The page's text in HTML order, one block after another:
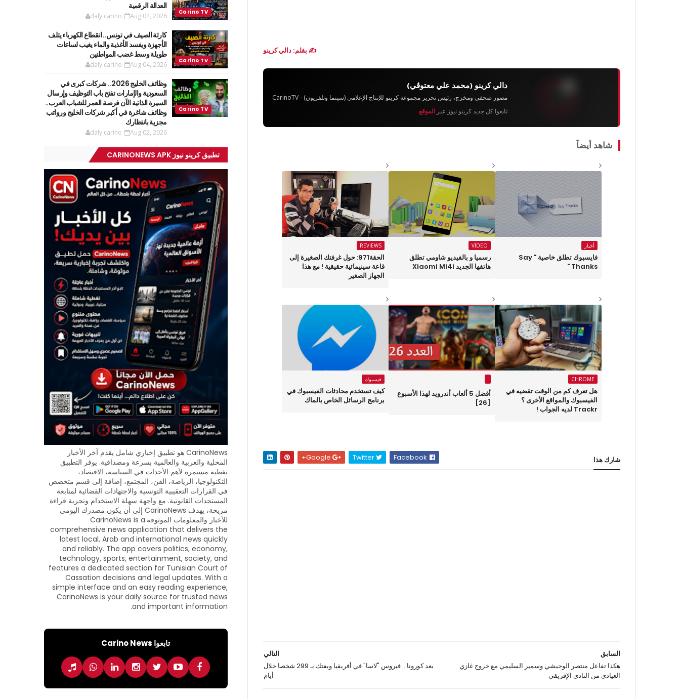
✍️ بقلم: دالي كرينو
دالي كرينو (محمد علي معتوڨي)
مصور صحفي ومخرج، رئيس تحرير مجموعة كرينو للإنتاج الإعلامي (سينما وتلفزيون) - CarinoTV
تابعوا كل جديد كرينو نيوز عبرالموقع
شاهد أيضاً
أخبار
فايسبوك تطلق خاصية " Say
Thanks "
VIDEO
رسميا و بالفيديو شاومي تطلق
هاتفها الجديد Xiaomi Mi4i
REVIEWS
الحقة971: حول غرفتك الصغيرة إلى
قاعة سينيمائية حقيقية ! مع هذا
الجهاز الصغير
CHROME
هل تعرف كم من الوقت تقضيه في
الفيسبوك والمواقع الأخرى ؟
Trackr لديه الجواب !
أفضل 5 ألعاب أندرويد لهذا الأسبوع
[26]
فيسبوك
كيف تستخدم محادثات الفيسبوك في
برنامج الرسائل الخاص بالماك
شارك هذا Twitter
التالي
بعد كورونا .. فيروس "لاسا" في أفريقيا ويفتك بـ 299 شخصا خلال
أيام
السابق
هكذا تفاعل منتصر الوحيشي وسمير السليمي مع خروج غازي
العيادي من النادي الإفريقي
العدالة الرقمية
daly carino Aug 04, 2026
كارثة الصيف في تونس.. انقطاع الكهرباء يتلف
الأجهزة ويفسد الأغذية والماء يغيب لساعات
طويلة وسط غضب المواطنين
daly carino Aug 04, 2026
وظائف الخليج 2026.. شركات كبرى في
السعودية والإمارات تفتح باب التوظيف وإرسال
السيرة الذاتية الآن فرصة العمر للشباب العرب..
وظائف شاغرة في أكبر شركات الخليج ورواتب
مجزية بانتظارك
daly carino Aug 02, 2026
تطبيق كرينو نيوز CARINONEWS APK
CarinoNews هو تطبيق إخباري شامل يقدم آخر الأخبار
المحلية والعربية والعالمية بسرعة ومصداقية. يوفر التطبيق
تغطية مستمرة لأهم الأحداث في السياسة، الاقتصاد،
التكنولوجيا، الرياضة، الفن، المجتمع، إضافة إلى قسم متخصص
في القرارات التعقيبية التونسية والاجتهادات القضائية لمتابعة
المستجدات القانونية. مع واجهة سهلة الاستخدام وتجربة قراءة
مريحة، يهدف CarinoNews إلى أن يكون مصدرك اليومي
للأخبار والمعلومات الموثوقة.CarinoNews is a
comprehensive news application that delivers the
latest local, Arab and international news quickly
and reliably. The app covers politics, economy,
technology, sports, entertainment, society, and
features a dedicated section for Tunisian Court of
Cassation decisions and legal updates. With a
simple interface and an easy reading experience,
CarinoNews is your daily source for trusted news
and important information.
تابعوا Carino News